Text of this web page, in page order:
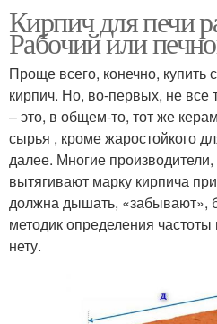
Кирпич для печи
Рабочий или
Проще всего, конечно, купить
кирпич. Но, во-первых, не все
– это, в общем-то, тот же
сырья , кроме жаростойкого
далее. Многие
вытягивают марку кирпича
должна дышать, «забывают»,
методик определения
нету.